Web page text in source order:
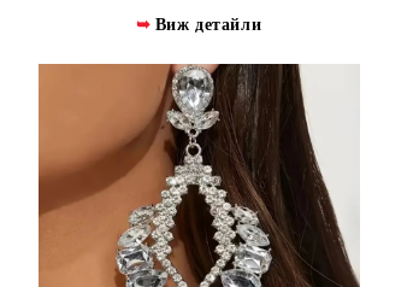
Виж детайли